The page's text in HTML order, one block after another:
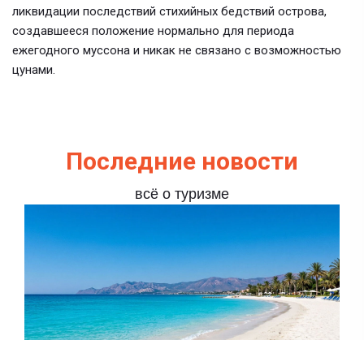
ликвидации последствий стихийных бедствий острова,
создавшееся положение нормально для периода
ежегодного муссона и никак не связано с возможностью
цунами.
Последние новости
всё о туризме